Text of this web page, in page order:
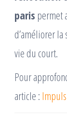
paris permet
d’améliorer
vie du court.
Pour
article :